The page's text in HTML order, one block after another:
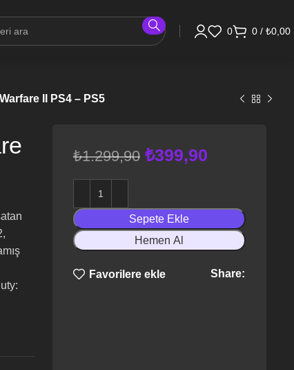
0 0 / ₺0,00
II PS4 – PS5
₺1.299,90 ₺399,90
Sepete Ekle
Hemen Al
Favorilere ekle Share: